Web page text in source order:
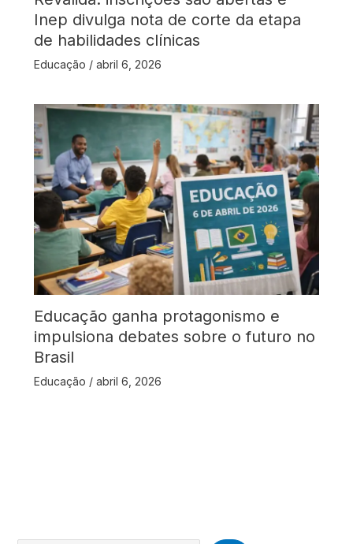
Inep divulga nota de corte da etapa
de habilidades clínicas
Educação / abril 6, 2026
Educação ganha protagonismo e
impulsiona debates sobre o futuro no
Brasil
Educação / abril 6, 2026